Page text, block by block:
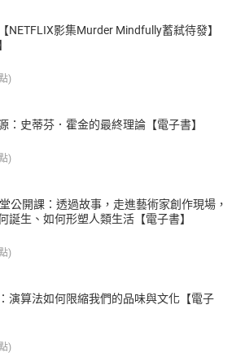
NETFLIX影集Murder Mindfully蓄弒待發】
)
：史蒂芬．霍金的最終理論【電子書】
)
公開課：透過故事，走進藝術家創作現場，
誕生、如何形塑人類生活【電子書】
)
演算法如何限縮我們的品味與文化【電子
)